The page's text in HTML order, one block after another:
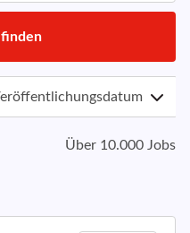
Über 10.000 Jobs